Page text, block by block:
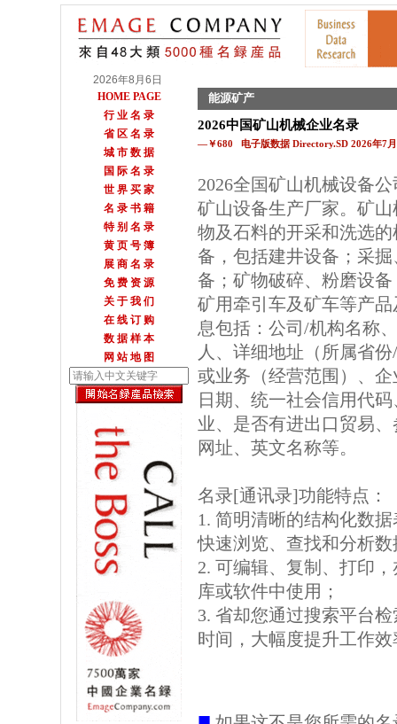
2026年8月6日
HOME PAGE
行 业 名 录
省 区 名 录
城 市 数 据
国 际 名 录
世 界 买 家
名 录 书 籍
特 别 名 录
黄 页 号 簿
展 商 名 录
免 费 资 源
关 于 我 们
在 线 订 购
数 据 样 本
网 站 地 图
能源矿产
2026中国矿山机械企业名录
—￥680 电子版数据 Directory.SD 2026年7
2026全国矿山机械设备
矿山设备生产厂家。矿
物及石料的开采和洗选
备，包括建井设备；采
备；矿物破碎、粉磨设
矿用牵引车及矿车等产
息包括：公司/机构名称
人、详细地址（所属省
或业务（经营范围）、
日期、统一社会信用代
业、是否有进出口贸易
网址、英文名称等。
名录[通讯录]功能特点：
1. 简明清晰的结构化数
快速浏览、查找和分析数
2. 可编辑、复制、打印
库或软件中使用；
3. 省却您通过搜索平台
时间，大幅度提升工作效